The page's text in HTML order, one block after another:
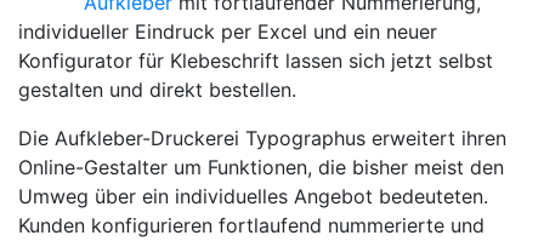
individueller Eindruck per Excel und ein neuer
Konfigurator für Klebeschrift lassen sich jetzt selbst
gestalten und direkt bestellen.
Die Aufkleber-Druckerei Typographus erweitert ihren
Online-Gestalter um Funktionen, die bisher meist den
Umweg über ein individuelles Angebot bedeuteten.
Kunden konfigurieren fortlaufend nummerierte und